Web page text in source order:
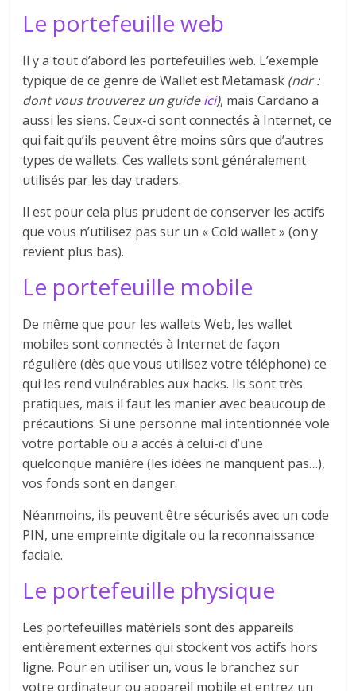
Le portefeuille web
Il y a tout d’abord les portefeuilles web. L’exemple
typique de ce genre de Wallet est Metamask (ndr :
dont vous trouverez un guideici), mais Cardano a
aussi les siens. Ceux-ci sont connectés à Internet, ce
qui fait qu’ils peuvent être moins sûrs que d’autres
types de wallets. Ces wallets sont généralement
utilisés par les day traders.
Il est pour cela plus prudent de conserver les actifs
que vous n’utilisez pas sur un « Cold wallet » (on y
revient plus bas).
Le portefeuille mobile
De même que pour les wallets Web, les wallet
mobiles sont connectés à Internet de façon
régulière (dès que vous utilisez votre téléphone) ce
qui les rend vulnérables aux hacks. Ils sont très
pratiques, mais il faut les manier avec beaucoup de
précautions. Si une personne mal intentionnée vole
votre portable ou a accès à celui-ci d’une
quelconque manière (les idées ne manquent pas…),
vos fonds sont en danger.
Néanmoins, ils peuvent être sécurisés avec un code
PIN, une empreinte digitale ou la reconnaissance
faciale.
Le portefeuille physique
Les portefeuilles matériels sont des appareils
entièrement externes qui stockent vos actifs hors
ligne. Pour en utiliser un, vous le branchez sur
votre ordinateur ou appareil mobile et entrez un